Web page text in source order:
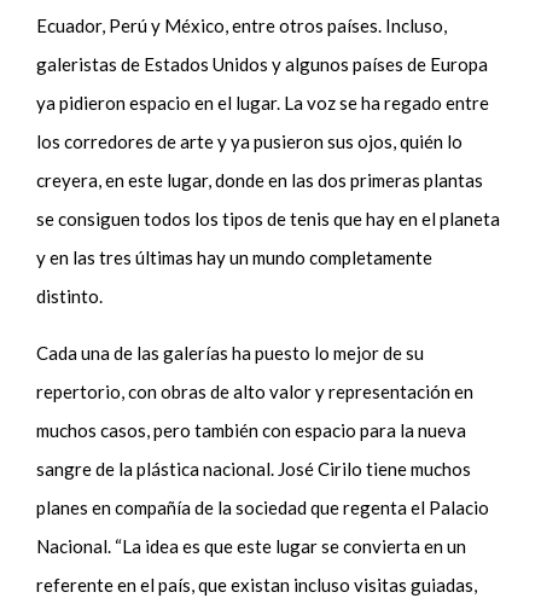
Ecuador, Perú y México, entre otros países. Incluso,
galeristas de Estados Unidos y algunos países de Europa
ya pidieron espacio en el lugar. La voz se ha regado entre
los corredores de arte y ya pusieron sus ojos, quién lo
creyera, en este lugar, donde en las dos primeras plantas
se consiguen todos los tipos de tenis que hay en el planeta
y en las tres últimas hay un mundo completamente
distinto.
Cada una de las galerías ha puesto lo mejor de su
repertorio, con obras de alto valor y representación en
muchos casos, pero también con espacio para la nueva
sangre de la plástica nacional. José Cirilo tiene muchos
planes en compañía de la sociedad que regenta el Palacio
Nacional. “La idea es que este lugar se convierta en un
referente en el país, que existan incluso visitas guiadas,